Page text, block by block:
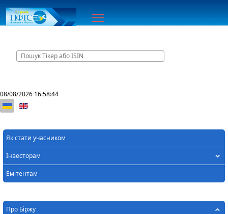
08/08/2026 16:58:44
Оберіть свою мову
Як стати учасником
Інвесторам
Емітентам
Про Біржу